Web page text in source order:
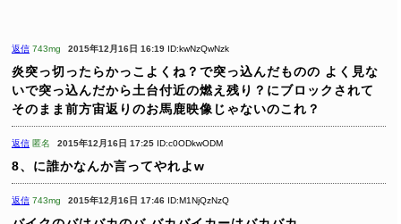
返信 743mg 2015年12月16日 16:19 ID:kwNzQwNzk
炎突っ切ったらかっこよくね？で突っ込んだものの よく見な
いで突っ込んだから土台付近の燃え残り？にブロックされて
そのまま前方宙返りのお馬鹿映像じゃないのこれ？
返信 匿名 2015年12月16日 17:25 ID:c0ODkwODM
8、に誰かなんか言ってやれよw
返信 743mg 2015年12月16日 17:46 ID:M1NjQzNzQ